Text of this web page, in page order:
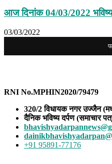
आज दिनांक 04/03/2022
03/03/2022
RNI No.MPHIN2020/79479
320/2 विधायक नगर उज्जैन
दैनिक भविष्य दर्पण (समाचार
+91 95891-77176